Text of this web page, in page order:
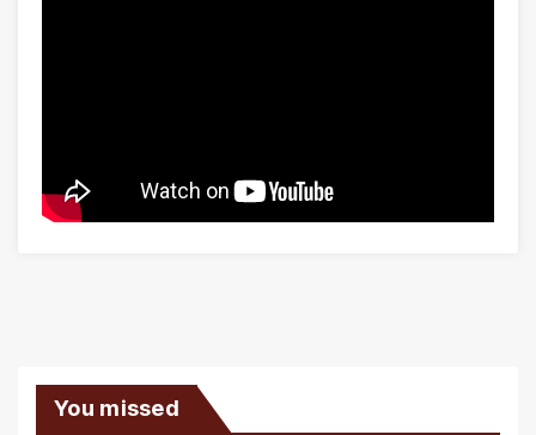
You missed